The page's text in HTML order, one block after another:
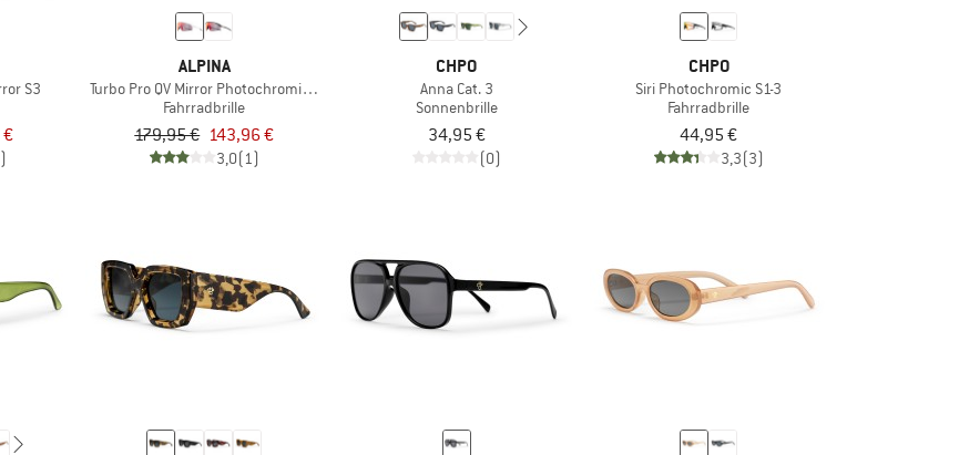
S3
€
ALPINA
Turbo Pro QV Mirror Photochromic S1-3
Fahrradbrille
179,95 € 143,96 €
3,0(1)
CHPO
Anna Cat. 3
Sonnenbrille
34,95 €
(0)
CHPO
Siri Photochromic S1-3
Fahrradbrille
44,95 €
3,3(3)